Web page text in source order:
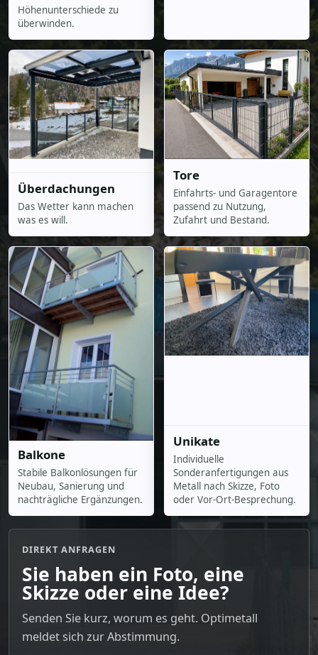
Höhenunterschiede zu
überwinden.
Überdachungen
Das Wetter kann machen
was es will.
Tore
Einfahrts- und Garagentore
passend zu Nutzung,
Zufahrt und Bestand.
Balkone
Stabile Balkonlösungen für
Neubau, Sanierung und
nachträgliche Ergänzungen.
Unikate
Individuelle
Sonderanfertigungen aus
Metall nach Skizze, Foto
oder Vor-Ort-Besprechung.
DIREKT ANFRAGEN
Sie haben ein Foto, eine
Skizze oder eine Idee?
Senden Sie kurz, worum es geht. Optimetall
meldet sich zur Abstimmung.